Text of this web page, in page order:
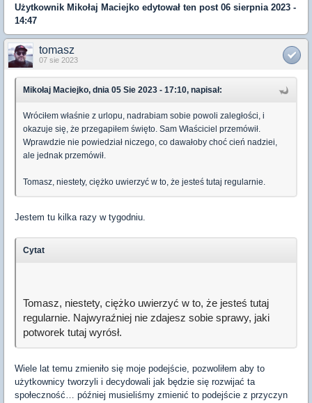
Użytkownik Mikołaj Maciejko edytował ten post 06 sierpnia 2023 -
14:47
tomasz
07 sie 2023
Mikołaj Maciejko, dnia 05 Sie 2023 - 17:10, napisał:
Wróciłem właśnie z urlopu, nadrabiam sobie powoli zaległości, i
okazuje się, że przegapiłem święto. Sam Właściciel przemówił.
Wprawdzie nie powiedział niczego, co dawałoby choć cień nadziei,
ale jednak przemówił.
Tomasz, niestety, ciężko uwierzyć w to, że jesteś tutaj regularnie.
Jestem tu kilka razy w tygodniu.
Cytat
Tomasz, niestety, ciężko uwierzyć w to, że jesteś tutaj
regularnie. Najwyraźniej nie zdajesz sobie sprawy, jaki
potworek tutaj wyrósł.
Wiele lat temu zmieniło się moje podejście, pozwoliłem aby to
użytkownicy tworzyli i decydowali jak będzie się rozwijać ta
społeczność… później musieliśmy zmienić to podejście z przyczyn